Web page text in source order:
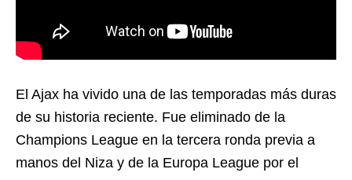
El Ajax ha vivido una de las temporadas más duras
de su historia reciente. Fue eliminado de la
Champions League en la tercera ronda previa a
manos del Niza y de la Europa League por el